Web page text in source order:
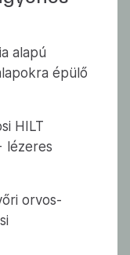
alapú
épülő
HILT
lézeres
orvos-